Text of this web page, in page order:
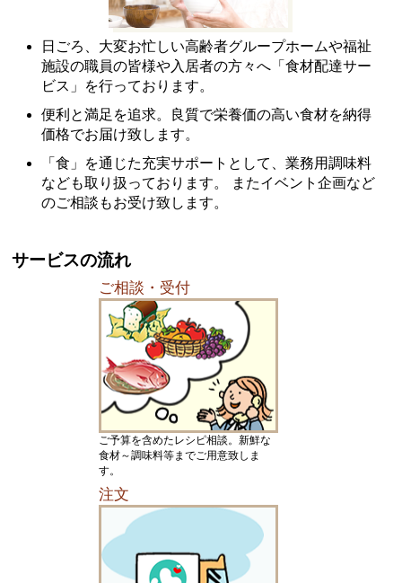
日ごろ、大変お忙しい高齢者グループホームや福祉
施設の職員の皆様や入居者の方々へ「食材配達サー
ビス」を行っております。
便利と満足を追求。良質で栄養価の高い食材を納得
価格でお届け致します。
「食」を通じた充実サポートとして、業務用調味料
なども取り扱っております。 またイベント企画など
のご相談もお受け致します。
サービスの流れ
ご相談・受付
ご予算を含めたレシピ相談。新鮮な
食材～調味料等までご用意致しま
す。
注文